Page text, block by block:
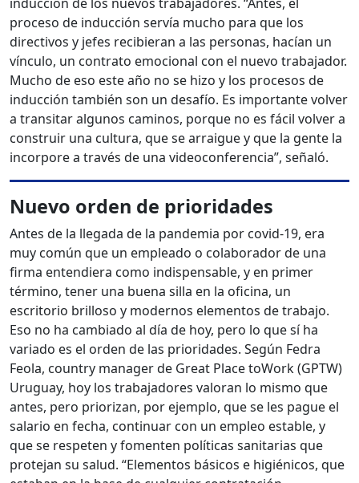
proceso de inducción servía mucho para que los
directivos y jefes recibieran a las personas, hacían un
vínculo, un contrato emocional con el nuevo trabajador.
Mucho de eso este año no se hizo y los procesos de
inducción también son un desafío. Es importante volver
a transitar algunos caminos, porque no es fácil volver a
construir una cultura, que se arraigue y que la gente la
incorpore a través de una videoconferencia”, señaló.
Nuevo orden de prioridades
Antes de la llegada de la pandemia por covid-19, era
muy común que un empleado o colaborador de una
firma entendiera como indispensable, y en primer
término, tener una buena silla en la oficina, un
escritorio brilloso y modernos elementos de trabajo.
Eso no ha cambiado al día de hoy, pero lo que sí ha
variado es el orden de las prioridades. Según Fedra
Feola, country manager de Great Place toWork (GPTW)
Uruguay, hoy los trabajadores valoran lo mismo que
antes, pero priorizan, por ejemplo, que se les pague el
salario en fecha, continuar con un empleo estable, y
que se respeten y fomenten políticas sanitarias que
protejan su salud. “Elementos básicos e higiénicos, que